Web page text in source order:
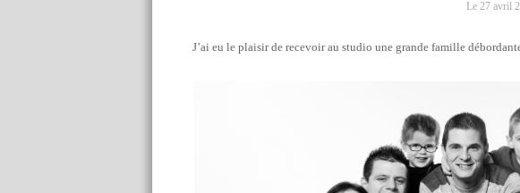
Le 27 avril
J’ai eu le plaisir de recevoir au studio une grande famille